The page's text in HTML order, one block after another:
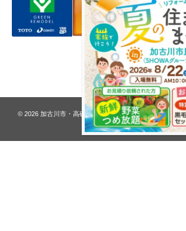
プライバシーポリシー
© 2026 加古川市・高砂市 夢リフォーム ウオハシ – 創業
reserved.